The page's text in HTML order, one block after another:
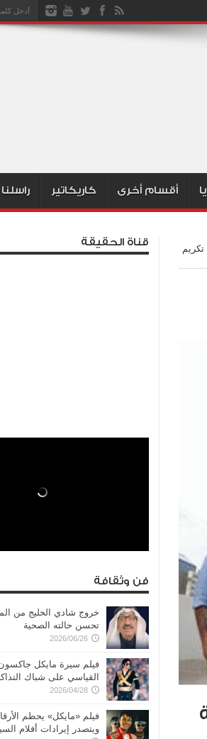
أقسام أخرى كاريكاتير راسلنا
تكريم
قناة الحقيقة
فن وثقافة
خروج شادي الخليج من
تحسن حالته الصحية
2026/06/26
فيلم سيرة مايكل
القياسي على شباك
2026/04/28
فيلم «مايكل» يحطم
ويتصدر إيرادات أفلام